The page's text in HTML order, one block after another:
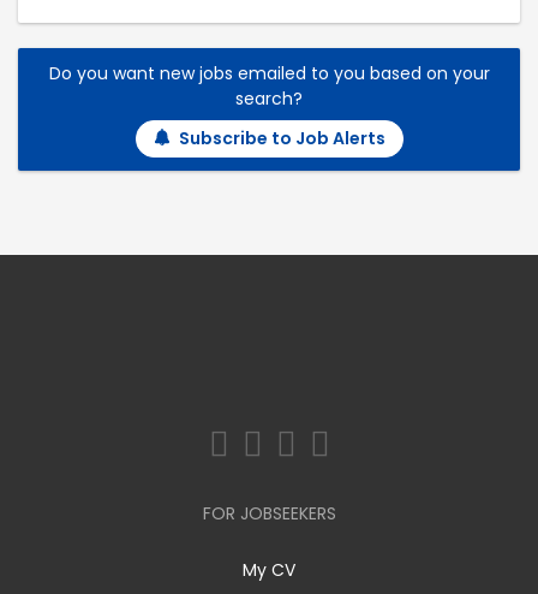
Do you want new jobs emailed to you based on your
search?
Subscribe to Job Alerts
FOR JOBSEEKERS
My CV